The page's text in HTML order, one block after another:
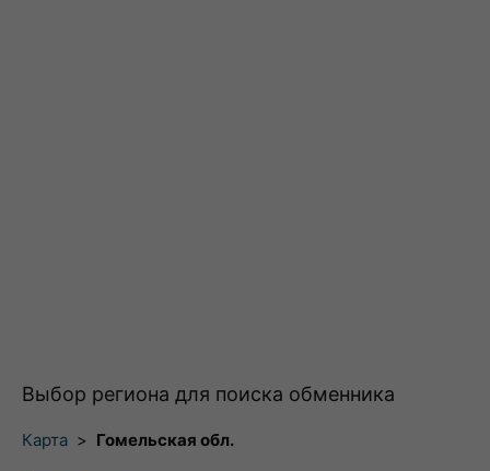
Выбор региона для поиска обменника
Карта > Гомельская обл.